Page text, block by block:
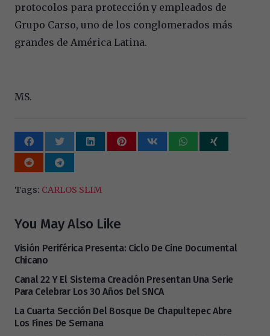
protocolos para protección y empleados de
Grupo Carso, uno de los conglomerados más
grandes de América Latina.
MS.
Tags: CARLOS SLIM
You May Also Like
Visión Periférica Presenta: Ciclo De Cine Documental
Chicano
Canal 22 Y El Sistema Creación Presentan Una Serie
Para Celebrar Los 30 Años Del SNCA
La Cuarta Sección Del Bosque De Chapultepec Abre
Los Fines De Semana